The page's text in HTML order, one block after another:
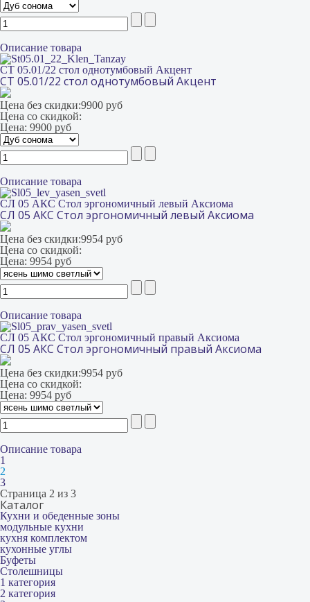
Описание товара
СТ 05.01/22 стол однотумбовый Акцент
СТ 05.01/22 стол однотумбовый Акцент
Цена без скидки:9900 руб
Цена со скидкой:
Цена: 9900 руб
Описание товара
СЛ 05 АКС Стол эргономичный левый Аксиома
СЛ 05 АКС Стол эргономичный левый Аксиома
Цена без скидки:9954 руб
Цена со скидкой:
Цена: 9954 руб
Описание товара
СЛ 05 АКС Стол эргономичный правый Аксиома
СЛ 05 АКС Стол эргономичный правый Аксиома
Цена без скидки:9954 руб
Цена со скидкой:
Цена: 9954 руб
Описание товара
1
2
3
Страница 2 из 3
Каталог
Кухни и обеденные зоны
модульные кухни
кухня комплектом
кухонные углы
Буфеты
Столешницы
1 категория
2 категория